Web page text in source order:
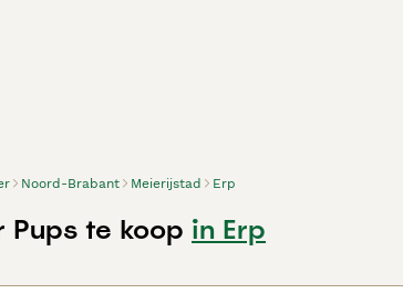
Noord-Brabant Meierijstad Erp
Pups te koop in Erp